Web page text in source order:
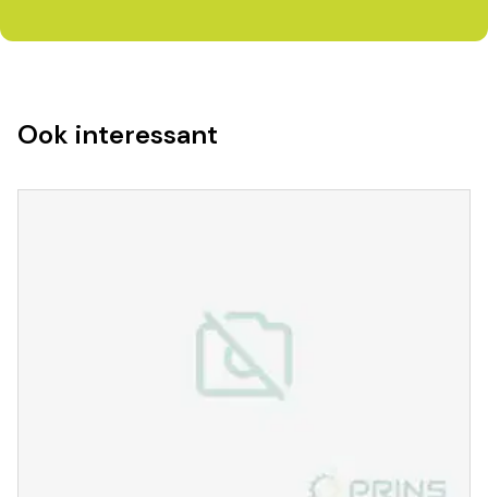
Ook interessant